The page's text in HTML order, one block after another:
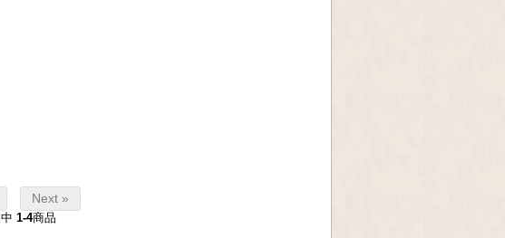
Next »
1-4商品